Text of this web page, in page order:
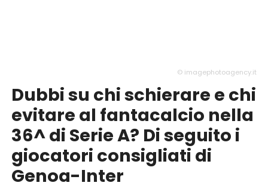
© imagephotoagency.it
Dubbi su chi schierare e chi
evitare al fantacalcio nella
36^ di Serie A? Di seguito i
giocatori consigliati di
Genoa-Inter